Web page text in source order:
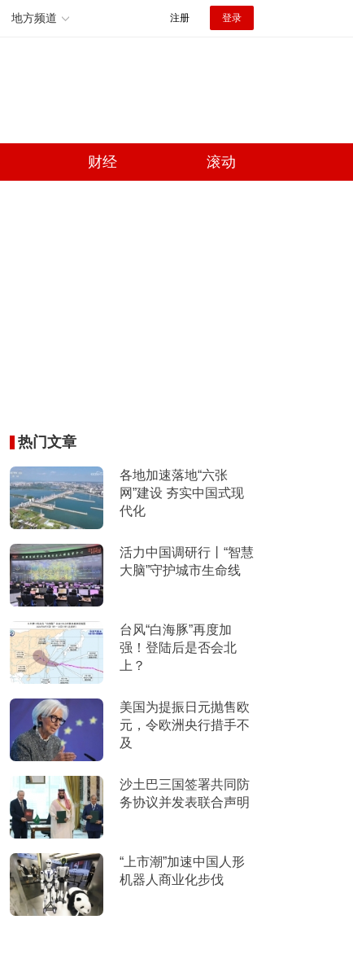
地方频道 注册 登录
财经 滚动
热门文章
各地加速落地“六张
网”建设 夯实中国式现
代化
活力中国调研行丨“智慧
大脑”守护城市生命线
台风“白海豚”再度加
强！登陆后是否会北
上？
美国为提振日元抛售欧
元，令欧洲央行措手不
及
沙土巴三国签署共同防
务协议并发表联合声明
“上市潮”加速中国人形
机器人商业化步伐